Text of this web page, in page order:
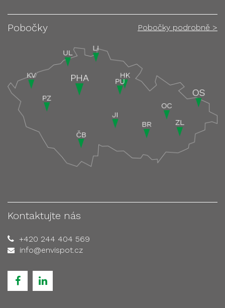
Pobočky Pobočky podrobně >
Kontaktujte nás
+420 244 404 569
info@envispot.cz